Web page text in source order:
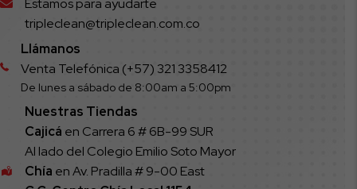
Estamos para ayudarte
tripleclean@tripleclean.com.co
Llámanos
Venta Telefónica (+57) 321 3358412
De lunes a sábado de 8:00am a 5:00pm
Nuestras Tiendas
Cajicá en Carrera 6 # 6B-99 SUR
Al lado del Colegio Emilio Soto Mayor
Chía en Av. Pradilla # 9-00 East